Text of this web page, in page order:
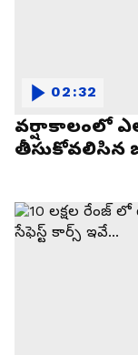
వర్షాకాలంలో
తీసుకోవలిసిన
02:32